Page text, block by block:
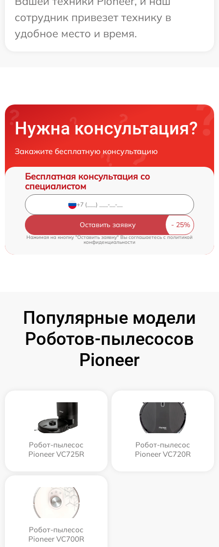
сотрудник привезет технику в
удобное место и время.
Нужна консультация?
Закажите бесплатную консультацию
Бесплатная консультация со
специалистом
Оставить заявку
Нажимая на кнопку "Оставить заявку" Вы соглашаетесь cполитикой
конфиденциальности
Популярные модели
Роботов-пылесосов
Pioneer
Робот-пылесос
Pioneer VC725R
Робот-пылесос
Pioneer VC720R
Робот-пылесос
Pioneer VC700R